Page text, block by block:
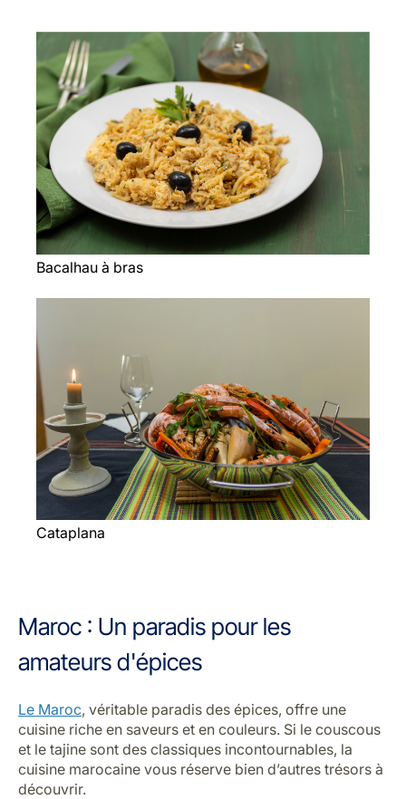
Bacalhau à bras
Cataplana
Maroc : Un paradis pour les
amateurs d'épices
Le Maroc, véritable paradis des épices, offre une
cuisine riche en saveurs et en couleurs. Si le couscous
et le tajine sont des classiques incontournables, la
cuisine marocaine vous réserve bien d’autres trésors à
découvrir.